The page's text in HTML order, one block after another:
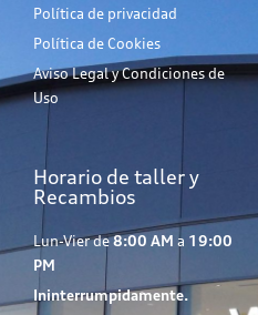
Política de privacidad
Política de Cookies
Aviso Legal y Condiciones de
Uso
Horario de taller y
Recambios
Lun-Vier de8:00 AM a 19:00
PM
Ininterrumpidamente.